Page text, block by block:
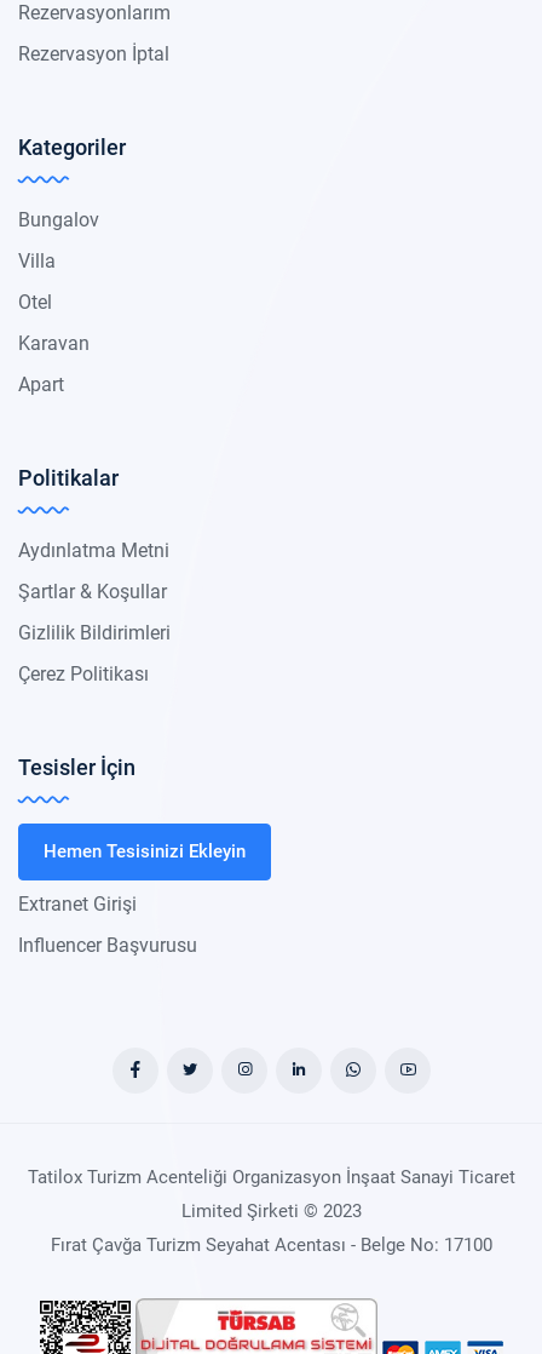
Rezervasyonlarım
Rezervasyon İptal
Kategoriler
Bungalov
Villa
Otel
Karavan
Apart
Politikalar
Aydınlatma Metni
Şartlar & Koşullar
Gizlilik Bildirimleri
Çerez Politikası
Tesisler İçin
Hemen Tesisinizi Ekleyin
Extranet Girişi
Influencer Başvurusu
Tatilox Turizm Acenteliği Organizasyon İnşaat Sanayi Ticaret
Limited Şirketi © 2023
Fırat Çavğa Turizm Seyahat Acentası - Belge No: 17100